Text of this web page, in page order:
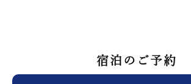
宿泊のご予約